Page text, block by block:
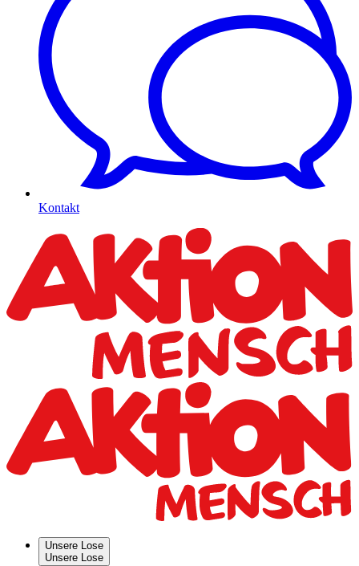
Kontakt
Unsere Lose
Unsere Lose